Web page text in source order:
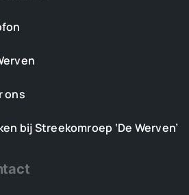
ons
bij Streekomroep ‘De Werven’